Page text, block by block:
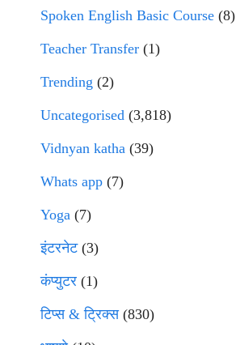
Spoken English Basic Course (8)
Teacher Transfer (1)
Trending (2)
Uncategorised (3,818)
Vidnyan katha (39)
Whats app (7)
Yoga (7)
इंटरनेट(3)
कंप्युटर (1)
टिप्स & ट्रिक्स(830)